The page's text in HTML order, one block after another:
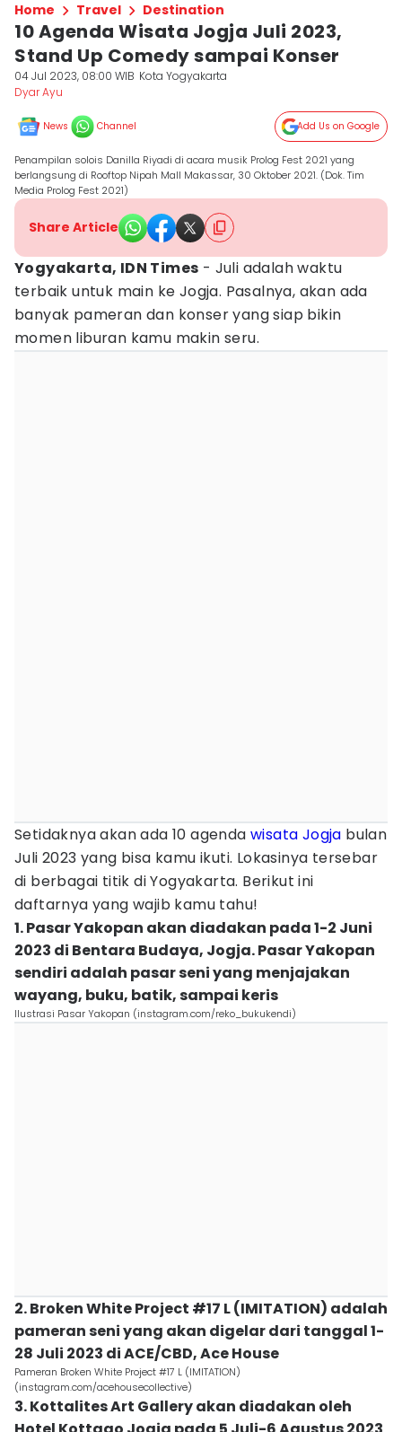
Home Travel Destination
10 Agenda Wisata Jogja Juli 2023,
Stand Up Comedy sampai Konser
04 Jul 2023, 08:00 WIB Kota Yogyakarta
Dyar Ayu
News Channel Add Us on Google
Penampilan solois Danilla Riyadi di acara musik Prolog Fest 2021 yang
berlangsung di Rooftop Nipah Mall Makassar, 30 Oktober 2021. (Dok. Tim
Media Prolog Fest 2021)
Share Article
Yogyakarta, IDN Times - Juli adalah waktu
terbaik untuk main ke Jogja. Pasalnya, akan ada
banyak pameran dan konser yang siap bikin
momen liburan kamu makin seru.
Setidaknya akan ada 10 agenda wisata Jogja bulan
Juli 2023 yang bisa kamu ikuti. Lokasinya tersebar
di berbagai titik di Yogyakarta. Berikut ini
daftarnya yang wajib kamu tahu!
1. Pasar Yakopan akan diadakan pada 1-2 Juni
2023 di Bentara Budaya, Jogja. Pasar Yakopan
sendiri adalah pasar seni yang menjajakan
wayang, buku, batik, sampai keris
Ilustrasi Pasar Yakopan (instagram.com/reko_bukukendi)
2. Broken White Project #17 L (IMITATION) adalah
pameran seni yang akan digelar dari tanggal 1-
28 Juli 2023 di ACE/CBD, Ace House
Pameran Broken White Project #17 L (IMITATION)
(instagram.com/acehousecollective)
3. Kottalites Art Gallery akan diadakan oleh